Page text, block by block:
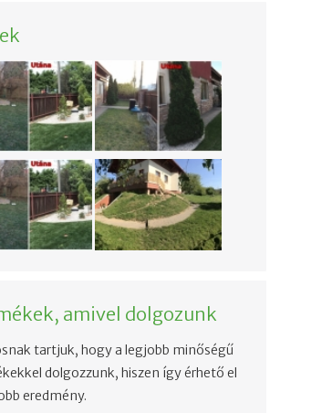
amivel dolgozunk
tartjuk, hogy a legjobb minőségű
dolgozzunk, hiszen így érhető el
eredmény.